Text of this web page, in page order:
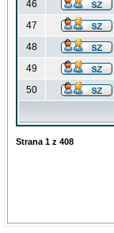
46
47
48
49
50
Strana 1 z 408